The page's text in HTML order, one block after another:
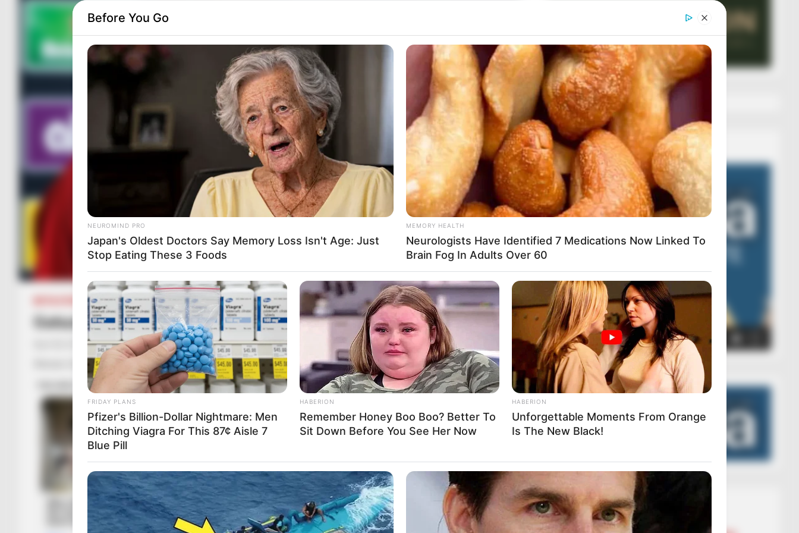
BOTA STATIKE FUTBOLL BOTA ITALI/SPANJË/ANGLI/GJERMANI SERIE A
Gatuzo habit me formacionin, Piatek lihet në stol
Sport Ekspres
Xhenaro Gatuzo ka befasuar të gjithë me formacionin e përgatitur për takimin e sotëm ndaj Torinos.
Veza AIBA
Video
Player
00:00 00:05
Lajmet më të lexuara
BALLINA
BALLINA STATIKE
Before You Go
NEUROMIND PRO
Japan's Oldest Doctors Say Memory Loss Isn't Age: Just
Stop Eating These 3 Foods
MEMORY HEALTH
Neurologists Have Identified 7 Medications Now Linked To
Brain Fog In Adults Over 60
FRIDAY PLANS
Pfizer's Billion-Dollar Nightmare: Men
Ditching Viagra For This 87¢ Aisle 7
Blue Pill
HABERION
Remember Honey Boo Boo? Better To
Sit Down Before You See Her Now
HABERION
Unforgettable Moments From Orange
Is The New Black!